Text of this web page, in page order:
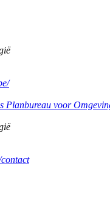
Planbureau voor